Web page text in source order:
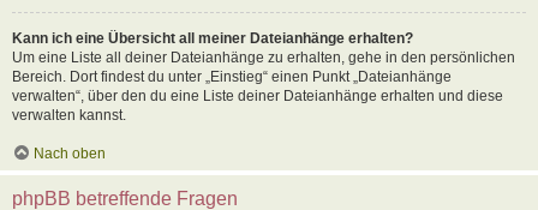
Kann ich eine Übersicht all meiner Dateianhänge erhalten?
Um eine Liste all deiner Dateianhänge zu erhalten, gehe in den persönlichen
Bereich. Dort findest du unter „Einstieg“ einen Punkt „Dateianhänge
verwalten“, über den du eine Liste deiner Dateianhänge erhalten und diese
verwalten kannst.
Nach oben
phpBB betreffende Fragen